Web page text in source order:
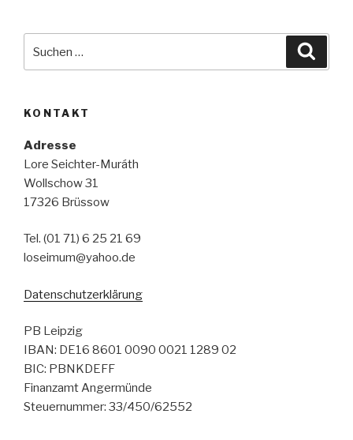
nach:
KONTAKT
Adresse
Lore Seichter-Muráth
Wollschow 31
17326 Brüssow
Tel. (01 71) 6 25 21 69
loseimum@yahoo.de
Datenschutzerklärung
PB Leipzig
IBAN: DE16 8601 0090 0021 1289 02
BIC: PBNKDEFF
Finanzamt Angermünde
Steuernummer: 33/450/62552